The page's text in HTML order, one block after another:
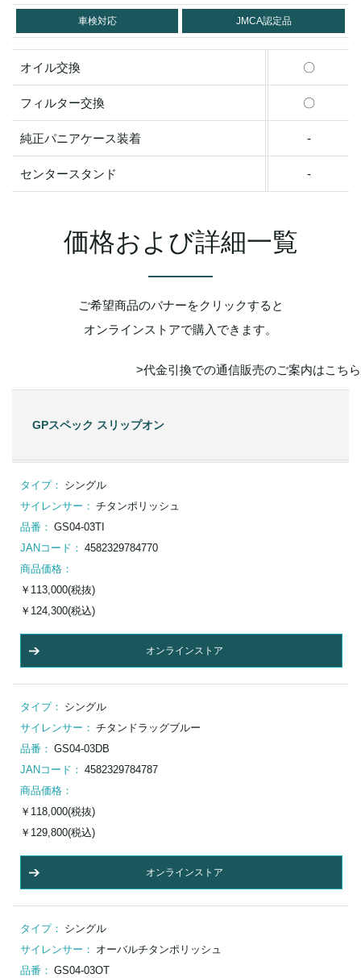
車検対応 JMCA認定品
オイル交換 〇
フィルター交換 〇
純正パニアケース装着 -
センタースタンド -
価格および詳細一覧
ご希望商品のバナーをクリックすると
オンラインストアで購入できます。
>代⾦引換での通信販売のご案内はこちら
GPスペック スリップオン
タイプ： シングル
サイレンサー： チタンポリッシュ
品番： GS04-03TI
JANコード： 4582329784770
商品価格：
￥113,000(税抜)
￥124,300(税込)
オンラインストア
タイプ： シングル
サイレンサー： チタンドラッグブルー
品番： GS04-03DB
JANコード： 4582329784787
商品価格：
￥118,000(税抜)
￥129,800(税込)
オンラインストア
タイプ： シングル
サイレンサー： オーバルチタンポリッシュ
品番： GS04-03OT